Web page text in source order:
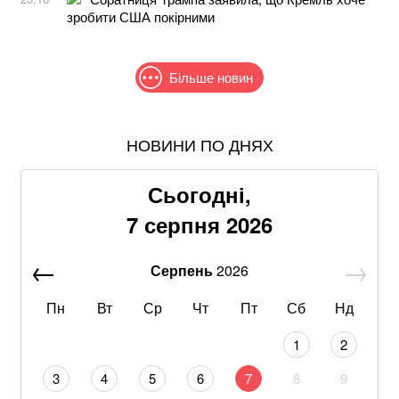
зробити США покірними
Більше новин
В МЗС заявили, що слова Залужного щодо членства
Пенсіонерам доплатять за стаж: хто отримає по 519
Рф знищила склади «Епіцентру», ROZETKA, «Нової
З 28 ракет – жодної збитої: Повітряні сили ЗСУ
НОВИНИ ПО ДНЯХ
Сьогодні,
7 серпня 2026
Серпень2026
Пн
Вт Ср Чт Пт Сб Нд
1
2
3
4 5 6 7 8
9